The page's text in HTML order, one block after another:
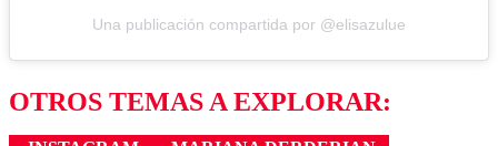
Una publicación compartida por @elisazulue
OTROS TEMAS A EXPLORAR: